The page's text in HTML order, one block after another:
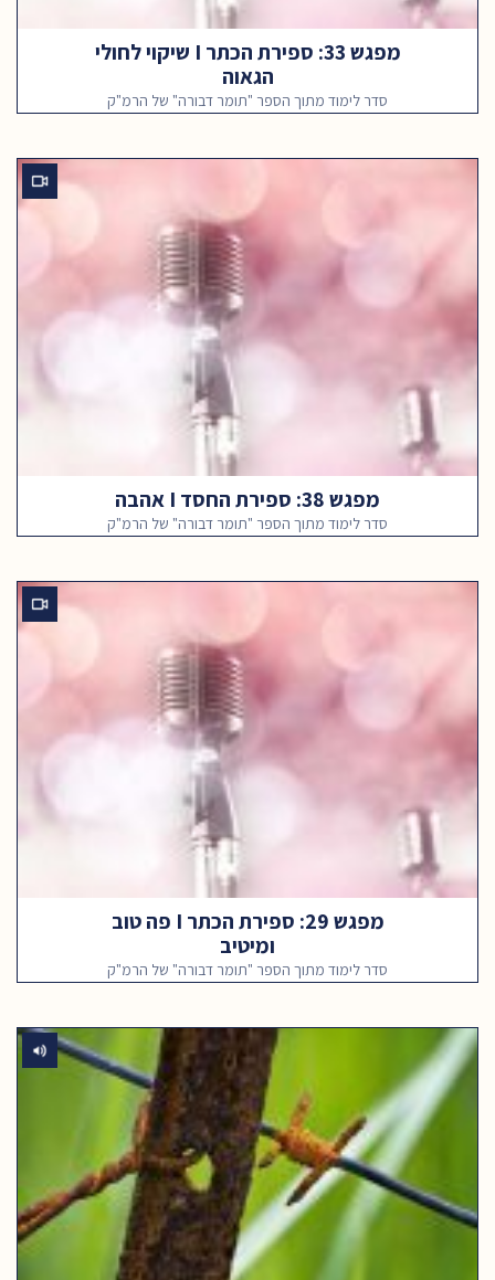
מפגש 33: ספירת הכתר I שיקוי לחולי
הגאוה
סדר לימוד מתוך הספר "תומר דבורה" של הרמ"ק
מפגש 38: ספירת החסד I אהבה
סדר לימוד מתוך הספר "תומר דבורה" של הרמ"ק
מפגש 29: ספירת הכתר I פה טוב
ומיטיב
סדר לימוד מתוך הספר "תומר דבורה" של הרמ"ק